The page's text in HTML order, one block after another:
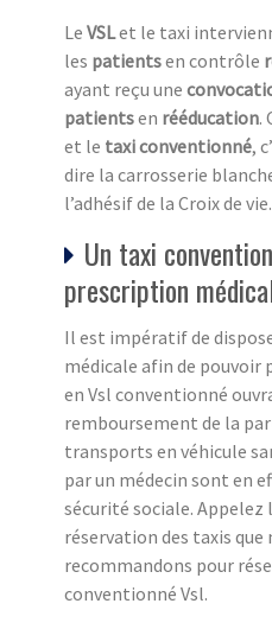
Le VSLet le taxi
les patientsen contrôle
ayant reçu une
patientsen rééducation.
et le taxi conventionné,
dire la carrosserie
l’adhésif de la Croix de vie.
Un taxi
prescription
Il est impératif de
médicale afin de
en Vsl conventionné
remboursement de la
transports en véhicule
par un médecin sont en
sécurité sociale. Appelez
réservation des taxis que
recommandons pour
conventionné Vsl.